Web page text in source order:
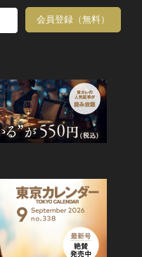
会員登録（無料）